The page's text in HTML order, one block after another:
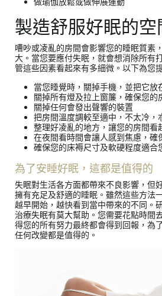
製造舒服好眠的空
嘈吵或凌亂的房間會影響您的睡眠質素
大。當您要應付失眠，就會想消除所有
管這些因素看起來有多細微。以下為您
當您睡覺時，關掉手機，並把它放
關掉所有燈及拉上窗簾，確保您的
關掉任何會發出聲響的裝置
把房間溫度調較至適中，不太冷，
整理好凌亂的地方，讓您的房間看
在夜間看時間會讓人感到焦慮，確
確保您的床褥尺寸及軟硬程度適合
為了安睡好眠，這都是值得的
失眠對生活各方面都帶來不良影響，但
擁有充足及舒適的睡眠。雖然這些方法
越早開始，越快看到當中帶來的不同。
治療失眠有莫大幫助。您需要花點時間
得您的所有努力最終都會得到回報，為
任何改變都是值得的。